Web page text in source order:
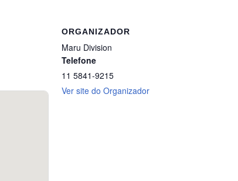
ORGANIZADOR
Maru Division
Telefone
11 5841-9215
Ver site do Organizador